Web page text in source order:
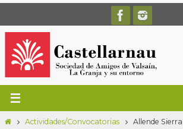
al
contenido
InicioActividades/Convocatorias Allende Sierra